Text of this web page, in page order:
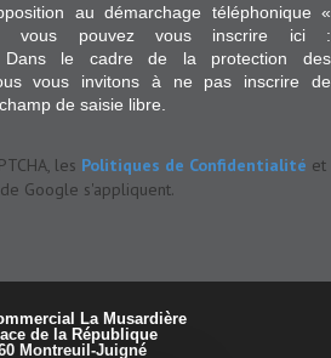
au démarchage téléphonique «
vous pouvez vous inscrire ici :
le cadre de la protection des
vous invitons à ne pas inscrire de
de saisie libre.
les Politiques de Confidentialité et
de Google s'appliquent.
de la République
Montreuil-Juigné